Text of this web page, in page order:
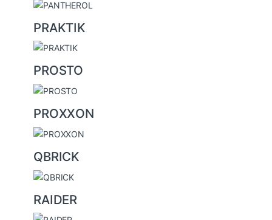
PRAKTIK
PROSTO
PROXXON
QBRICK
RAIDER